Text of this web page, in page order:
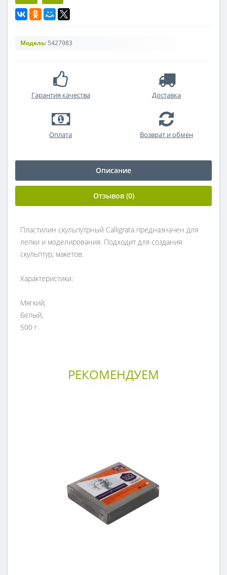
Модель: 5427983
Гарантия качества Доставка
Оплата Возврат и обмен
Описание
Отзывов (0)
Пластилин скульпутрный Calligrata предназначен для
лепки и моделирования. Подходит для создания
скульптур, макетов.
Характеристики:
Мягкий;
Белый;
500 г.
РЕКОМЕНДУЕМ